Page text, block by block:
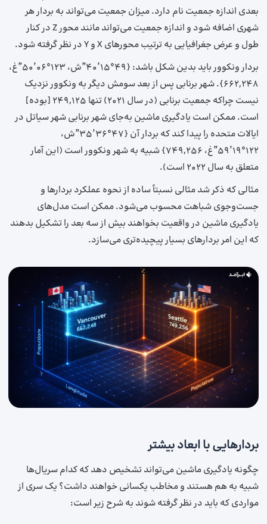
بعدی اندازه جمعیت نام دارد. میزان جمعیت می‌تواند به بردار هر
شهری اضافه شود و اندازه جمعیت می‌تواند مانند محور Z در کنار
طول و عرض جغرافیایی به ترتیب محورهای X و Y در نظر گرفته شود.
بردار ونکوور باید بدین شکل باشد: {۴۹°۱۵’۴۰”ش، ۱۲۳°۰۶’۵۰”غ،
۶۶۲,۲۴۸}. شهر برنابی پس از بعد سومش دیگر به ونکوور نزدیک
نیست چرا‌که جمعیت برنابی (در سال ۲۰۲۱) تنها ۲۴۹,۱۲۵ [بوده]
است. ممکن است یادگیری ماشین به‌جای شهر برنابی شهر سیاتل در
ایالات متحده را پیدا کند که بردار آن {۴۷°۳۶’۳۵”ش،
۱۲۲°۱۹’۵۹”غ، ۷۴۹,۲۵۶} شبیه به شهر ونکوور است (این آمار
متعلق به سال ۲۰۲۲ است).
مثالی که ذکر شد مثالی نسبتاً ساده از نحوه عملکرد بردارها و
جست‌و‌جوی شباهت محسوب می‌شود. ممکن است مدل‌های
یادگیری ماشین در واقعیت بخواهند بیش از سه بعد را تشکیل بدهند
که این امر بردارهای بسیار پیچیده‌تری می‌سازد.
بردارهایی با ابعاد بیشتر
چگونه یادگیری ماشین می‌تواند تشخیص دهد که کدام سریال‌ها
شبیه به هم هستند و مخاطب یکسانی خواهند داشت؟ یک سری از
مواردی که باید در نظر گرفته شوند به شرح زیر است: